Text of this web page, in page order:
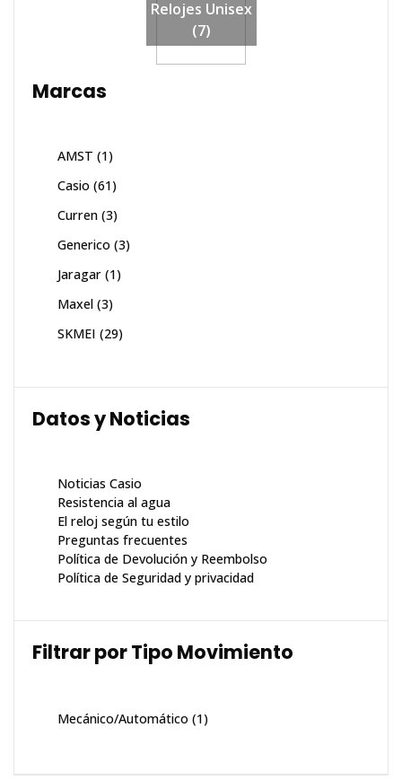
Relojes Unisex
(7)
Marcas
AMST (1)
Casio (61)
Curren (3)
Generico (3)
Jaragar (1)
Maxel (3)
SKMEI (29)
Datos y Noticias
Noticias Casio
Resistencia al agua
El reloj según tu estilo
Preguntas frecuentes
Política de Devolución y Reembolso
Política de Seguridad y privacidad
Filtrar por Tipo Movimiento
Mecánico/Automático (1)